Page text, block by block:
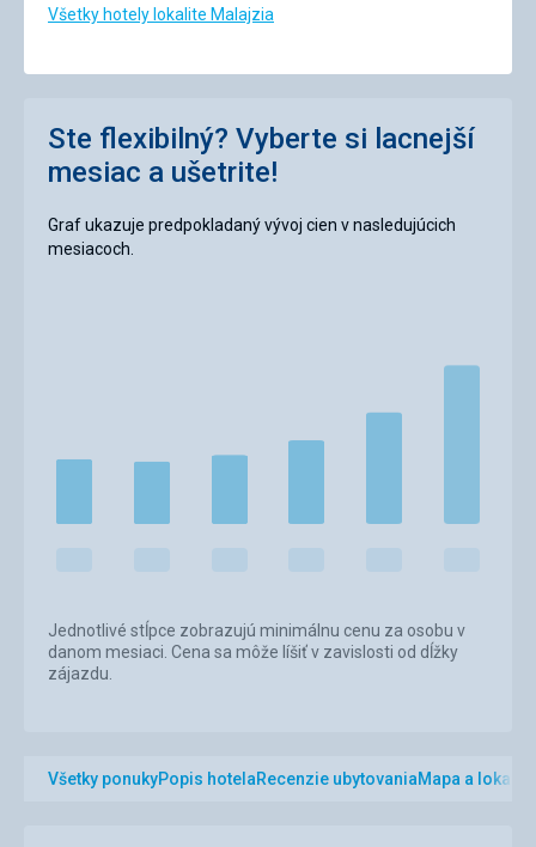
Všetky hotely lokalite Malajzia
Ste flexibilný? Vyberte si lacnejší
mesiac a ušetrite!
Graf ukazuje predpokladaný vývoj cien v nasledujúcich
mesiacoch.
Jednotlivé stĺpce zobrazujú minimálnu cenu za osobu v
danom mesiaci. Cena sa môže líšiť v zavislosti od dĺžky
zájazdu.
Všetky ponukyPopis hotelaRecenzie ubytovaniaMapa a lokalita